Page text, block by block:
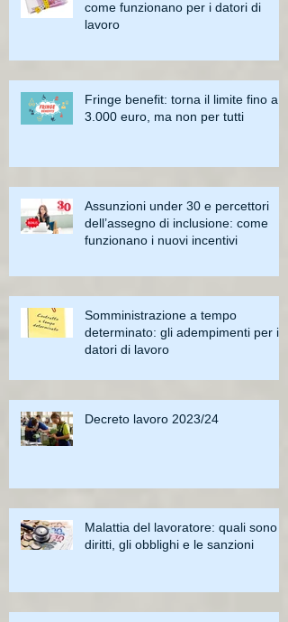
come funzionano per i datori di
lavoro
Fringe benefit: torna il limite fino a
3.000 euro, ma non per tutti
Assunzioni under 30 e percettori
dell’assegno di inclusione: come
funzionano i nuovi incentivi
Somministrazione a tempo
determinato: gli adempimenti per i
datori di lavoro
Decreto lavoro 2023/24
Malattia del lavoratore: quali sono i
diritti, gli obblighi e le sanzioni